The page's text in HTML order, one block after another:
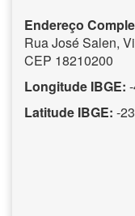
Endereço
Rua José Salen,
CEP 18210200
Longitude IBGE:
Latitude IBGE: -